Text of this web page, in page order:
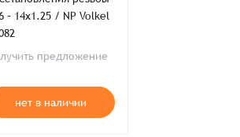
– 14x1.25 / NP Volkel
предложение
нет в наличии